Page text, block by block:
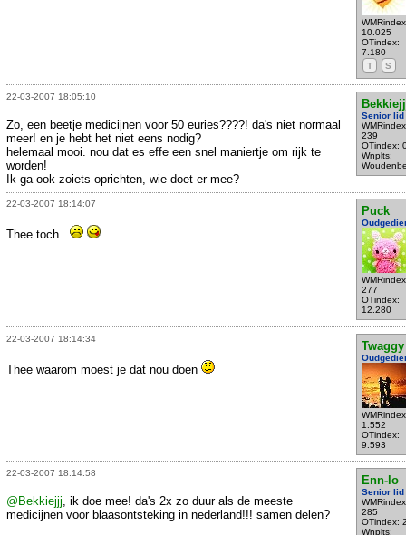
10.025
OTindex:
7.180
T
S
22-03-2007 18:05:10
Senior lid
239
OTindex:
Wnplts:
Zo, een beetje medicijnen voor 50 euries????! da's niet normaal
meer! en je hebt het niet eens nodig?
helemaal mooi. nou dat es effe een snel maniertje om rijk te
worden!
Ik ga ook zoiets oprichten, wie doet er mee?
22-03-2007 18:14:07
Puck
277
OTindex:
12.280
Thee toch..
22-03-2007 18:14:34
Twaggy
1.552
OTindex:
9.593
Thee waarom moest je dat nou doen
22-03-2007 18:14:58
Enn-lo
Senior lid
285
OTindex:
Wnplts:
@Bekkiejjj , ik doe mee! da's 2x zo duur als de meeste
medicijnen voor blaasontsteking in nederland!!! samen delen?